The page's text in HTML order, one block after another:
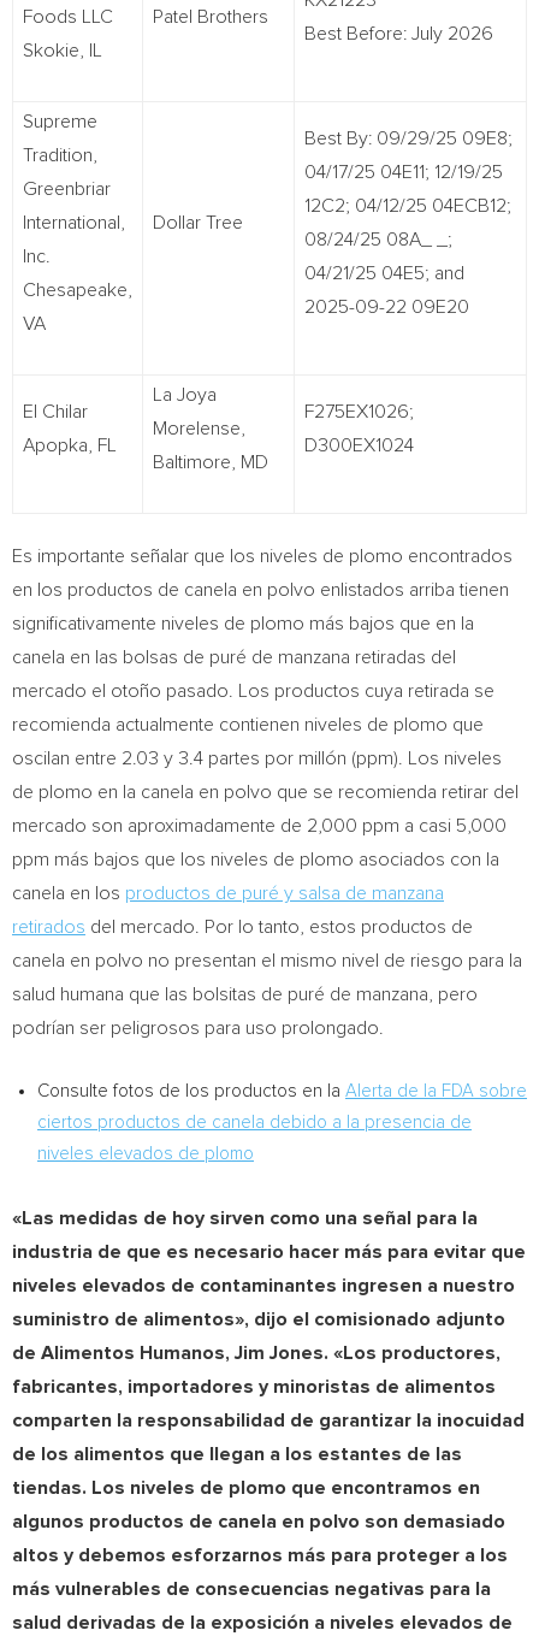
Foods LLC
Skokie, IL
Patel Brothers
Best Before: July 2026
Supreme
Tradition,
Greenbriar
International,
Inc.
Chesapeake,
VA
Dollar Tree
Best By: 09/29/25 09E8;
04/17/25 04E11; 12/19/25
12C2; 04/12/25 04ECB12;
08/24/25 08A_ _;
04/21/25 04E5; and
2025-09-22 09E20
El Chilar
Apopka, FL
La Joya
Morelense,
Baltimore, MD
F275EX1026;
D300EX1024
Es importante señalar que los niveles de plomo encontrados
en los productos de canela en polvo enlistados arriba tienen
significativamente niveles de plomo más bajos que en la
canela en las bolsas de puré de manzana retiradas del
mercado el otoño pasado. Los productos cuya retirada se
recomienda actualmente contienen niveles de plomo que
oscilan entre 2.03 y 3.4 partes por millón (ppm). Los niveles
de plomo en la canela en polvo que se recomienda retirar del
mercado son aproximadamente de 2,000 ppm a casi 5,000
ppm más bajos que los niveles de plomo asociados con la
canela en los productos de puré y salsa de manzana
retirados del mercado. Por lo tanto, estos productos de
canela en polvo no presentan el mismo nivel de riesgo para la
salud humana que las bolsitas de puré de manzana, pero
podrían ser peligrosos para uso prolongado.
Consulte fotos de los productos en la Alerta de la FDA sobre
ciertos productos de canela debido a la presencia de
niveles elevados de plomo
«Las medidas de hoy sirven como una señal para la
industria de que es necesario hacer más para evitar que
niveles elevados de contaminantes ingresen a nuestro
suministro de alimentos», dijo el comisionado adjunto
de Alimentos Humanos,Jim Jones. «Los productores,
fabricantes, importadores y minoristas de alimentos
comparten la responsabilidad de garantizar la inocuidad
de los alimentos que llegan a los estantes de las
tiendas. Los niveles de plomo que encontramos en
algunos productos de canela en polvo son demasiado
altos y debemos esforzarnos más para proteger a los
más vulnerables de consecuencias negativas para la
salud derivadas de la exposición a niveles elevados de